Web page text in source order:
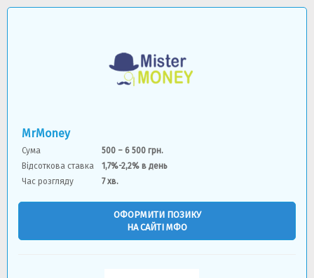
MrMoney
Сума
500 – 6 500 грн.
Відсоткова ставка
1,7%-2,2% в день
Час розгляду
7 хв.
ОФОРМИТИ ПОЗИКУ
НА САЙТІ МФО